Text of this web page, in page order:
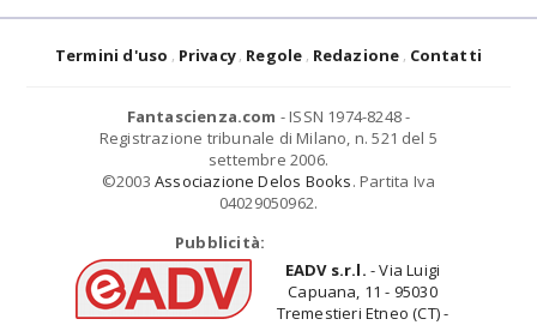
Termini d'uso Privacy Regole Redazione Contatti
Fantascienza.com - ISSN 1974-8248 -
Registrazione tribunale di Milano, n. 521 del 5
settembre 2006.
©2003 Associazione Delos Books. Partita Iva
04029050962.
Pubblicità:
EADV s.r.l. - Via Luigi
Capuana, 11 - 95030
Tremestieri Etneo (CT) -